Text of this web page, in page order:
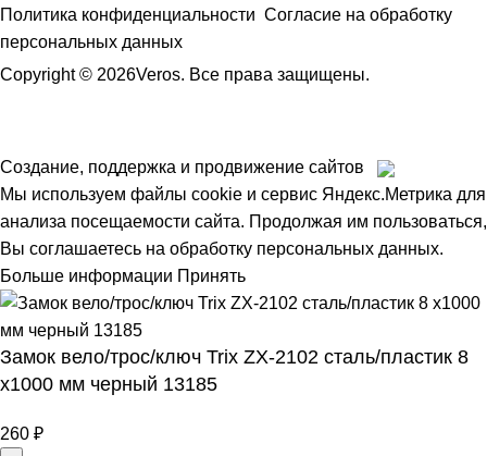
Политика конфиденциальности Согласие на обработку
персональных данных
Copyright © 2026Veros. Все права защищены.
Создание, поддержка и продвижение сайтов
Мы используем файлы cookie и сервис Яндекс.Метрика для
анализа посещаемости сайта. Продолжая им пользоваться,
Вы соглашаетесь на обработку персональных данных.
Больше информации Принять
Замок вело/трос/ключ Trix ZX-2102 сталь/пластик 8
x1000 мм черный 13185
260 ₽